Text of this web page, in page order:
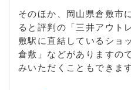
そのほか、岡山県倉敷市
ると評判の「三井アウト
敷駅に直結しているショ
倉敷」などがありますの
みいただくこともできます